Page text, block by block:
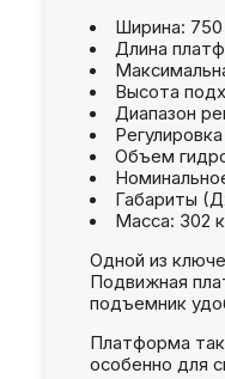
Ширина:
Длина
Высота
Диапазон
Объем
Габариты
Масса: 302
Одной из
Подвижная
подъемник
Платформа
особенно для